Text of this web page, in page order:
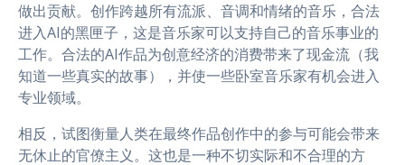
做出贡献。创作跨越所有流派、音调和情绪的音乐，合法
进入AI的黑匣子，这是音乐家可以支持自己的音乐事业的
工作。合法的AI作品为创意经济的消费带来了现金流（我
知道一些真实的故事），并使一些卧室音乐家有机会进入
专业领域。
相反，试图衡量人类在最终作品创作中的参与可能会带来
无休止的官僚主义。这也是一种不切实际和不合理的方